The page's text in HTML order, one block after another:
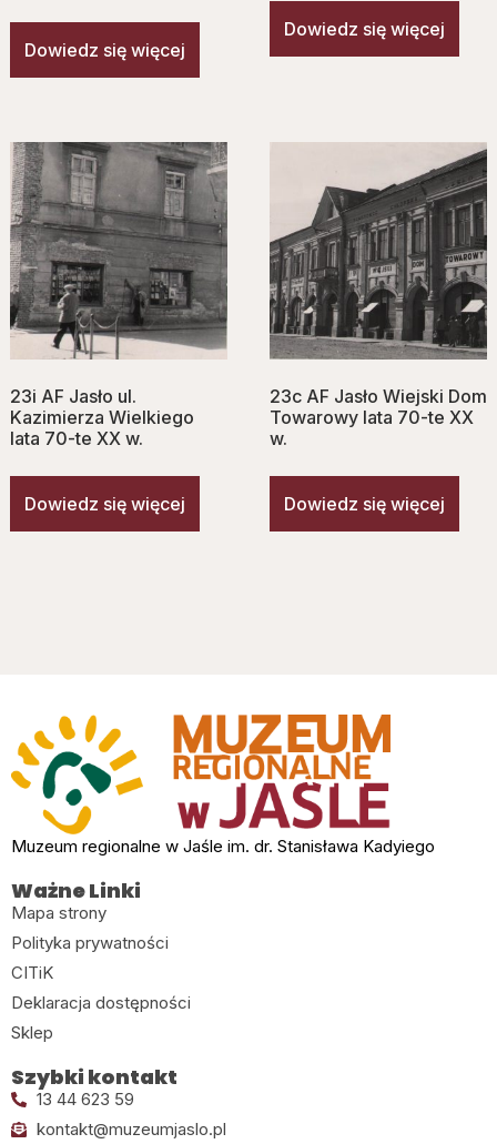
Dowiedz się więcej
Dowiedz się więcej
23i AF Jasło ul.
Kazimierza Wielkiego
lata 70-te XX w.
Dowiedz się więcej
23c AF Jasło Wiejski Dom
Towarowy lata 70-te XX
w.
Dowiedz się więcej
Muzeum regionalne w Jaśle im. dr. Stanisława Kadyiego
Ważne Linki
Mapa strony
Polityka prywatności
CITiK
Deklaracja dostępności
Sklep
Szybki kontakt
13 44 623 59
kontakt@muzeumjaslo.pl